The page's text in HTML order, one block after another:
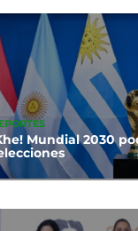
Mundial 2030